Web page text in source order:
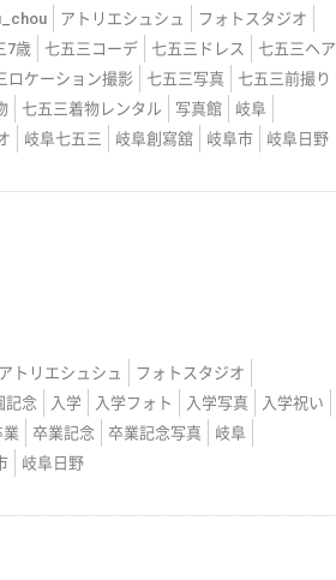
アトリエシュシュ
フォトスタジオ
7歳 七五三コーデ 七五三ドレス
七五三ヘア
ロケーション撮影 七五三写真
七五三前撮り
七五三着物レンタル 写真館
岐阜
岐阜七五三 岐阜創寫舘 岐阜市 岐阜日野
アトリエシュシュ
フォトスタジオ
記念 入学 入学フォト 入学写真
入学祝い
業 卒業記念 卒業記念写真
岐阜
岐阜日野